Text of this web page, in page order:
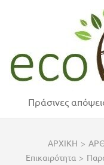
Enter)
Πράσινες
ΑΡΧΙΚΗ >
Επικαιρότητα >